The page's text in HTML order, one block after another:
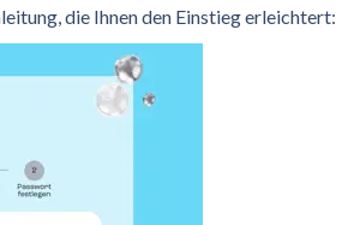
die Ihnen den Einstieg erleichtert: